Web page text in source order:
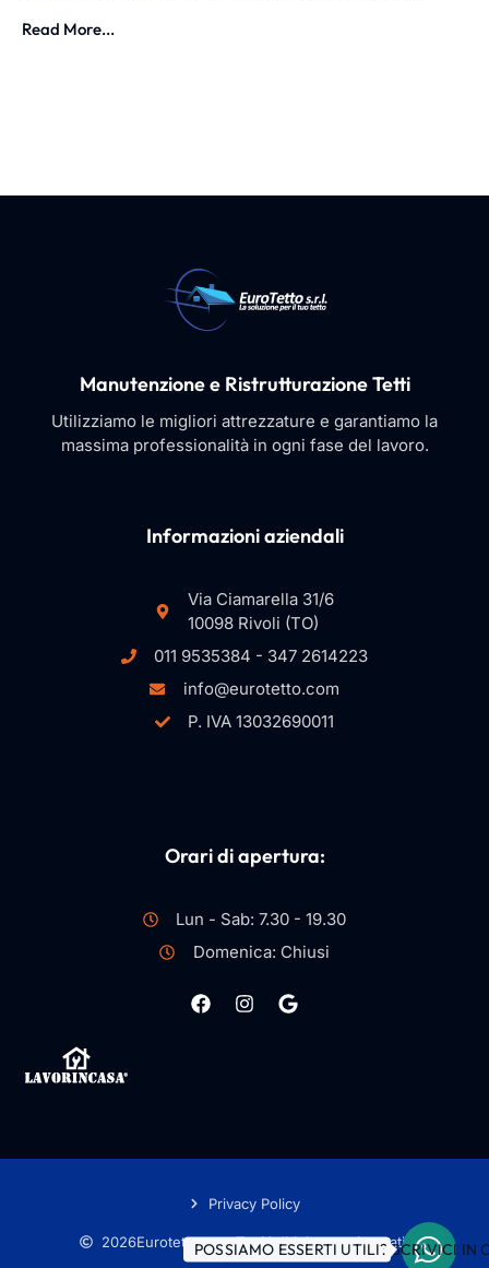
Read More...
Manutenzione e Ristrutturazione Tetti
Utilizziamo le migliori attrezzature e garantiamo la
massima professionalità in ogni fase del lavoro.
Informazioni aziendali
Via Ciamarella 31/6
10098 Rivoli (TO)
011 9535384 - 347 2614223
info@eurotetto.com
P. IVA 13032690011
Orari di apertura:
Lun - Sab: 7.30 - 19.30
Domenica: Chiusi
Privacy Policy
2026Eurotetto.com.Tutti i diritti sono riservati.
POSSIAMO ESSERTI UTILI? SCRIVICI IN